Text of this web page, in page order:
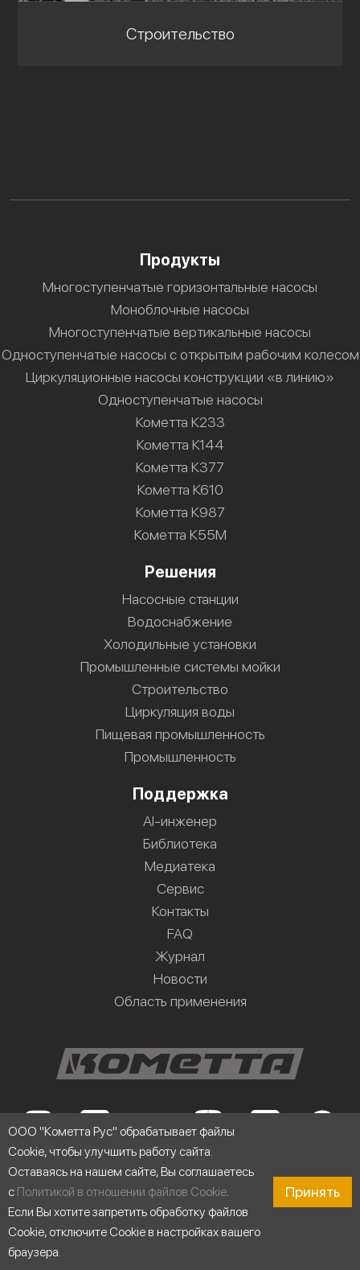
Строительство
Продукты
Многоступенчатые горизонтальные насосы
Моноблочные насосы
Многоступенчатые вертикальные насосы
Одноступенчатые насосы с открытым рабочим колесом
Циркуляционные насосы конструкции «в линию»
Одноступенчатые насосы
Кометта К233
Кометта К144
Кометта К377
Кометта К610
Кометта К987
Кометта К55М
Решения
Насосные станции
Водоснабжение
Холодильные установки
Промышленные системы мойки
Строительство
Циркуляция воды
Пищевая промышленность
Промышленность
Поддержка
AI-инженер
Библиотека
Медиатека
Сервис
Контакты
FAQ
Журнал
Новости
Область применения
Юридическая информация
ООО "Кометта Рус" обрабатывает файлы
Cookie, чтобы улучшить работу сайта.
Оставаясь на нашем сайте, Вы соглашаетесь
с Политикой в отношении файлов Cookie.
Если Вы хотите запретить обработку файлов
Cookie, отключите Cookie в настройках вашего
браузера.
Принять